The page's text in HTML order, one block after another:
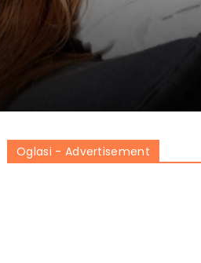
Oglasi - Advertisement